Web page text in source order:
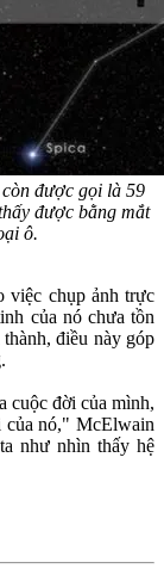
được gọi là 59
được bằng mắt
ô.
việc chụp ảnh trực
của nó chưa tồn
điều này góp
cuộc đời của mình,
của nó," McElwain
như nhìn thấy hệ